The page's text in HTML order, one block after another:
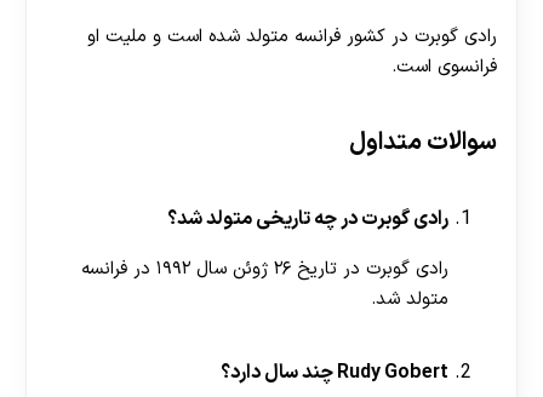
رادی گوبرت در کشور فرانسه متولد شده است و ملیت او
فرانسوی است.
سوالات متداول
رادی گوبرت در چه تاریخی متولد شد؟
رادی گوبرت در تاریخ ۲۶ ژوئن سال ۱۹۹۲ در فرانسه
متولد شد.
Rudy Gobert چند سال دارد؟